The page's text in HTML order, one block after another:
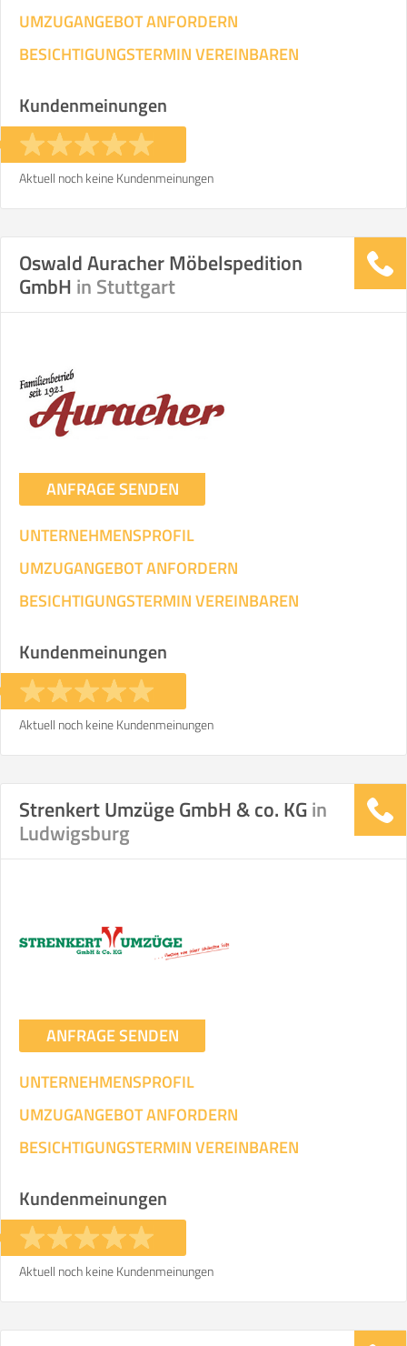
UMZUGANGEBOT ANFORDERN
BESICHTIGUNGSTERMIN VEREINBAREN
Kundenmeinungen
Aktuell noch keine Kundenmeinungen
Oswald Auracher Möbelspedition
GmbH in Stuttgart
ANFRAGE SENDEN
UNTERNEHMENSPROFIL
UMZUGANGEBOT ANFORDERN
BESICHTIGUNGSTERMIN VEREINBAREN
Kundenmeinungen
Aktuell noch keine Kundenmeinungen
Strenkert Umzüge GmbH & co. KGin
Ludwigsburg
ANFRAGE SENDEN
UNTERNEHMENSPROFIL
UMZUGANGEBOT ANFORDERN
BESICHTIGUNGSTERMIN VEREINBAREN
Kundenmeinungen
Aktuell noch keine Kundenmeinungen